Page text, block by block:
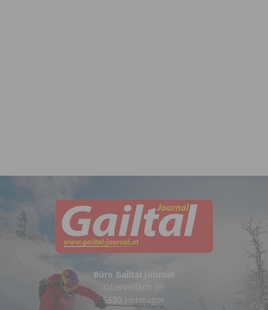
Büro Gailtal Journal
Obervellach 99
9620 Hermagor